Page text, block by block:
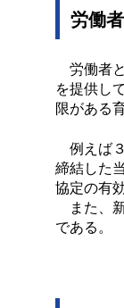
労働
労働者と
を提供し
限がある
例えば３
締結した
協定の有
また、
である。